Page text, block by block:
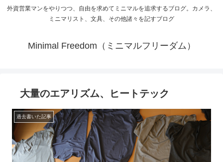
外資営業マンをやりつつ、自由を求めてミニマルを追求するブログ。カメラ、
ミニマリスト、文具、その他諸々を記すブログ
Minimal Freedom（ミニマルフリーダム）
大量のエアリズム、ヒートテック
過去書いた記事